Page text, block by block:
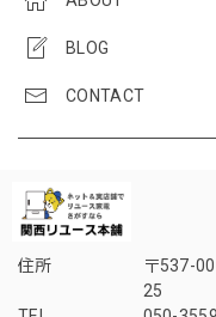
BLOG
CONTACT
住所
〒537-
25